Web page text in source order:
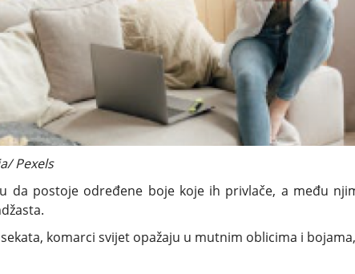
Pexels
da postoje određene boje koje ih privlače, a među
komarci svijet opažaju u mutnim oblicima i